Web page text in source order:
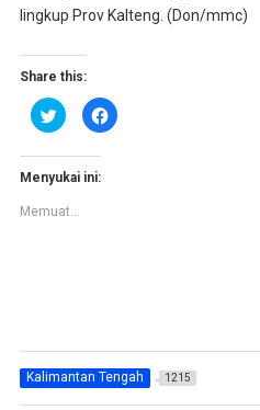
lingkup Prov Kalteng. (Don/mmc)
Share this:
K
l
n
k
d
T
w
i
K
l
n
i
F
a
Menyukai ini:
Memuat...
Kalimantan Tengah 1215